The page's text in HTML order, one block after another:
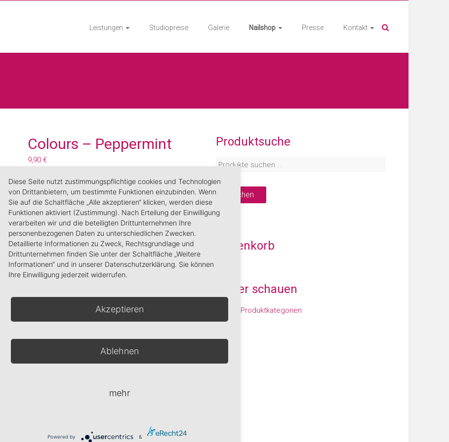
Leistungen Studiopreise Galerie Nailshop Presse Kontakt
Colours – Peppermint
9,90€
und aushärten.
Lichthärtendes UV und LED Gel zur
Nagelmodellage.
Inhalt: 5 ml
In den Warenkorb
Artikelnummer:010-03-073 Kategorien:
Ähnliche Produkte
Glossy Clean One Step
Produktsuche
Suchen
Warenkorb
weiter schauen
zu den Produktkategorien
Diese Seite nutzt zustimmungspflichtige cookies und Technologien
von Drittanbietern, um bestimmte Funktionen einzubinden. Wenn
Sie auf die Schaltfläche „Alle akzeptieren“ klicken, werden diese
Funktionen aktiviert (Zustimmung). Nach Erteilung der Einwilligung
verarbeiten wir und die beteiligten Drittunternehmen Ihre
personenbezogenen Daten zu unterschiedlichen Zwecken.
Detaillierte Informationen zu Zweck, Rechtsgrundlage und
Drittunternehmen finden Sie unter der Schaltfläche „Weitere
Informationen“ und in unserer Datenschutzerklärung. Sie können
Ihre Einwilligung jederzeit widerrufen.
Akzeptieren
Ablehnen
mehr
Powered by &